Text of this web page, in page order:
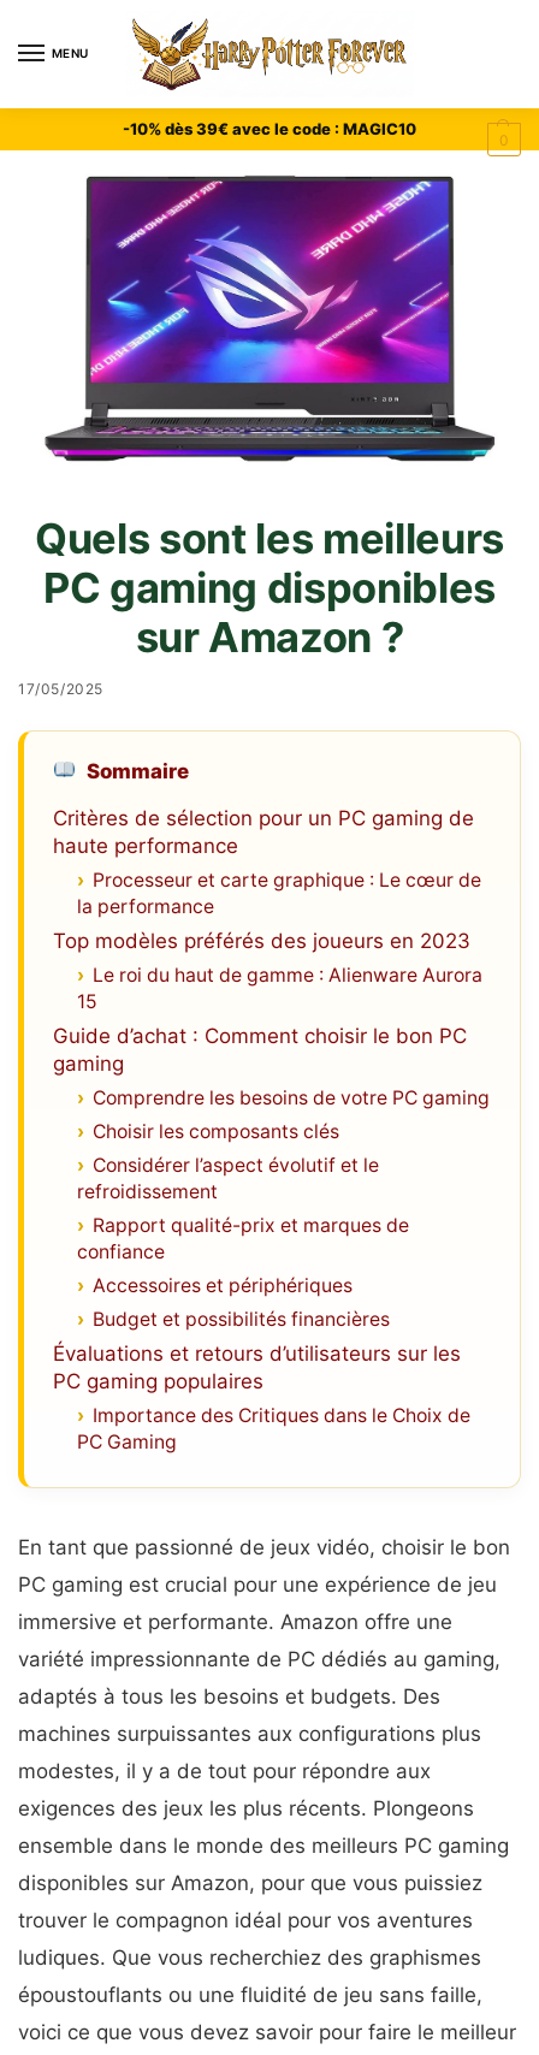
MENU
0
-10% dès 39€ avec le code : MAGIC10
Quels sont les meilleurs
PC gaming disponibles
sur Amazon ?
17/05/2025
Sommaire
Critères de sélection pour un PC gaming de
haute performance
Processeur et carte graphique : Le cœur de
la performance
Top modèles préférés des joueurs en 2023
Le roi du haut de gamme : Alienware Aurora
15
Guide d’achat : Comment choisir le bon PC
gaming
Comprendre les besoins de votre PC gaming
Choisir les composants clés
Considérer l’aspect évolutif et le
refroidissement
Rapport qualité-prix et marques de
confiance
Accessoires et périphériques
Budget et possibilités financières
Évaluations et retours d’utilisateurs sur les
PC gaming populaires
Importance des Critiques dans le Choix de
PC Gaming
En tant que passionné de jeux vidéo, choisir le bon
PC gaming est crucial pour une expérience de jeu
immersive et performante. Amazon offre une
variété impressionnante de PC dédiés au gaming,
adaptés à tous les besoins et budgets. Des
machines surpuissantes aux configurations plus
modestes, il y a de tout pour répondre aux
exigences des jeux les plus récents. Plongeons
ensemble dans le monde des meilleurs PC gaming
disponibles sur Amazon, pour que vous puissiez
trouver le compagnon idéal pour vos aventures
ludiques. Que vous recherchiez des graphismes
époustouflants ou une fluidité de jeu sans faille,
voici ce que vous devez savoir pour faire le meilleur